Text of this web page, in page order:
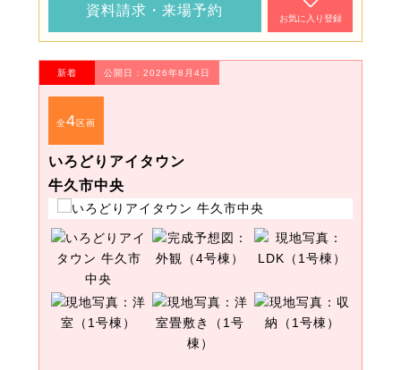
資料請求・来場予約
お気に入り登録
新着 公開日：2026年8月4日
全4区画
いろどりアイタウン
牛久市中央